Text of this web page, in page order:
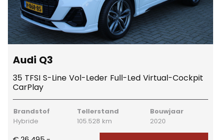
Audi Q3
35 TFSI S-Line Vol-Leder Full-Led Virtual-Cockpit
CarPlay
Brandstof
Hybride
Tellerstand
105.528 km
Bouwjaar
2020